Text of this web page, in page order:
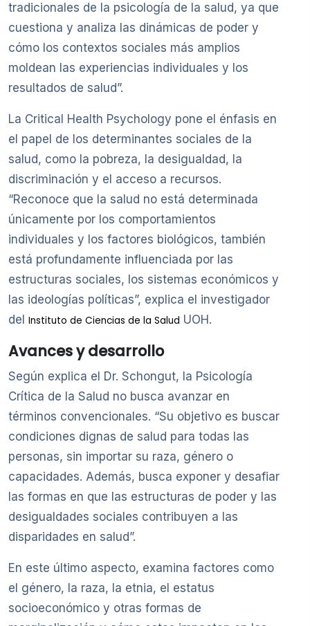
tradicionales de la psicología de la salud, ya que
cuestiona y analiza las dinámicas de poder y
cómo los contextos sociales más amplios
moldean las experiencias individuales y los
resultados de salud”.
La Critical Health Psychology pone el énfasis en
el papel de los determinantes sociales de la
salud, como la pobreza, la desigualdad, la
discriminación y el acceso a recursos.
“Reconoce que la salud no está determinada
únicamente por los comportamientos
individuales y los factores biológicos, también
está profundamente influenciada por las
estructuras sociales, los sistemas económicos y
las ideologías políticas”, explica el investigador
del Instituto de Ciencias de la Salud UOH.
Avances y desarrollo
Según explica el Dr. Schongut, la Psicología
Crítica de la Salud no busca avanzar en
términos convencionales. “Su objetivo es buscar
condiciones dignas de salud para todas las
personas, sin importar su raza, género o
capacidades. Además, busca exponer y desafiar
las formas en que las estructuras de poder y las
desigualdades sociales contribuyen a las
disparidades en salud”.
En este último aspecto, examina factores como
el género, la raza, la etnia, el estatus
socioeconómico y otras formas de